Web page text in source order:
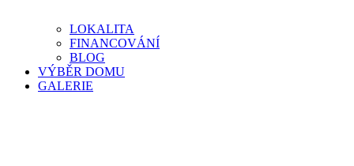
LOKALITA
FINANCOVÁNÍ
BLOG
VÝBĚR DOMU
GALERIE